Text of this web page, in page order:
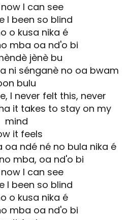
I can see
I been so blind
o kusa nika é
mba oa nd'o bi
jènè bu
ni sénganè no oa bwam
bulu
I never felt this, never
it takes to stay on my
mind
it feels
oa ndé né no bula nika é
mba, oa nd'o bi
I can see
I been so blind
o kusa nika é
mba oa nd'o bi